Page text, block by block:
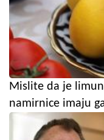
Mislite da je
namirnice imaju